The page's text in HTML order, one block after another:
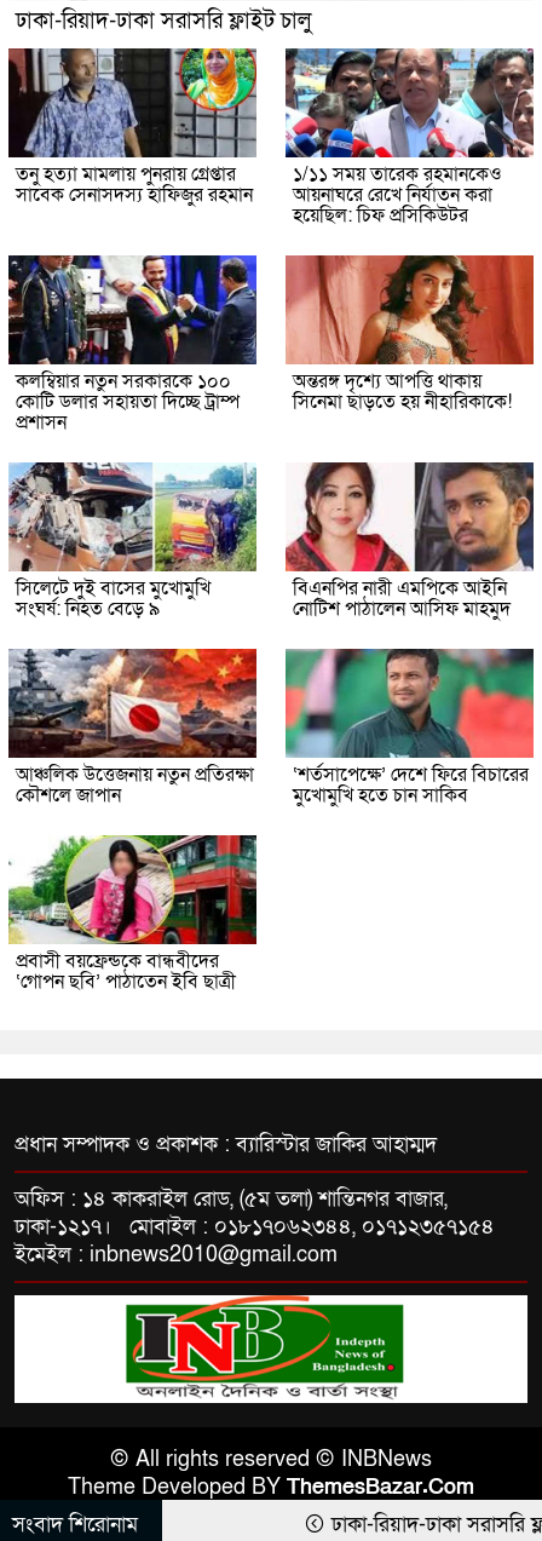
ঢাকা-রিয়াদ-ঢাকা সরাসরি ফ্লাইট চালু
তনু হত্যা মামলায় পুনরায় গ্রেপ্তার
সাবেক সেনাসদস্য হাফিজুর রহমান
১/১১ সময় তারেক রহমানকেও
আয়নাঘরে রেখে নির্যাতন করা
হয়েছিল: চিফ প্রসিকিউটর
কলম্বিয়ার নতুন সরকারকে ১০০
কোটি ডলার সহায়তা দিচ্ছে ট্রাম্প
প্রশাসন
অন্তরঙ্গ দৃশ্যে আপত্তি থাকায়
সিনেমা ছাড়তে হয় নীহারিকাকে!
সিলেটে দুই বাসের মুখোমুখি
সংঘর্ষ: নিহত বেড়ে ৯
বিএনপির নারী এমপিকে আইনি
নোটিশ পাঠালেন আসিফ মাহমুদ
আঞ্চলিক উত্তেজনায় নতুন প্রতিরক্ষা
কৌশলে জাপান
‘শর্তসাপেক্ষে’ দেশে ফিরে বিচারের
মুখোমুখি হতে চান সাকিব
প্রবাসী বয়ফ্রেন্ডকে বান্ধবীদের
‘গোপন ছবি’ পাঠাতেন ইবি ছাত্রী
প্রধান সম্পাদক ও প্রকাশক : ব্যারিস্টার জাকির আহাম্মদ
অফিস : ১৪ কাকরাইল রোড, (৫ম তলা) শান্তিনগর বাজার,
ঢাকা-১২১৭। মোবাইল : ০১৮১৭০৬২৩৪৪, ০১৭১২৩৫৭১৫৪
ইমেইল : inbnews2010@gmail.com
© All rights reserved © INBNews
Theme Developed BY ThemesBazar.Com
সংবাদ শিরোনাম
ঢাকা-রিয়াদ-ঢাকা সরাসরি